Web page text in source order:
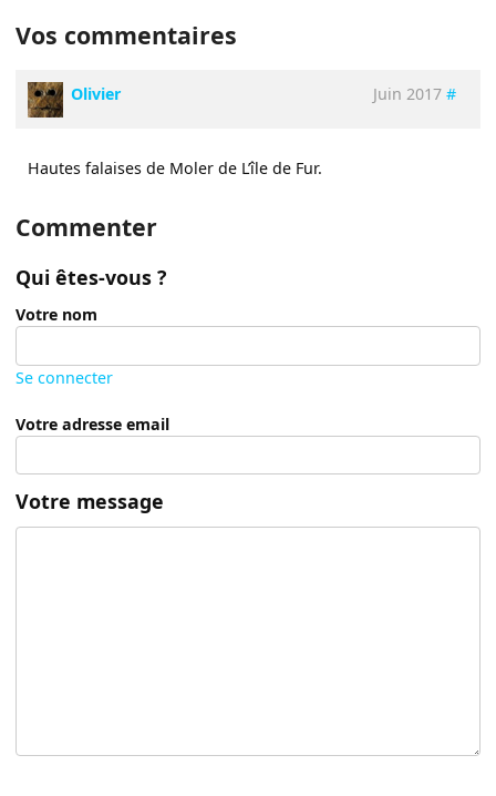
Vos commentaires
Olivier Juin 2017 #
Hautes falaises de Moler de L’île de Fur.
Commenter
Qui êtes-vous ?
Votre nom
Se connecter
Votre adresse email
Votre message